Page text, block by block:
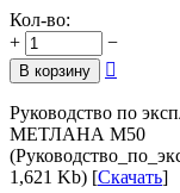
Кол-во:
+
−
В корзину 
Руководство по
МЕТЛАНА М50
1,621 Kb) [Скачать]